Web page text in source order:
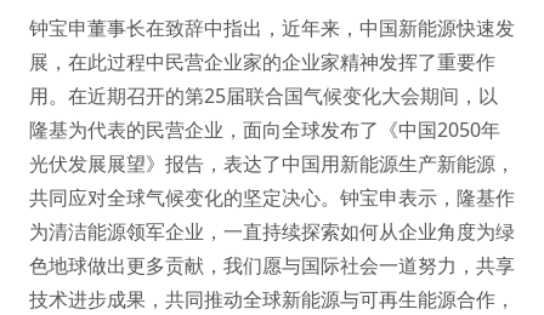
钟宝申董事长在致辞中指出，近年来，中国新能源快速发
展，在此过程中民营企业家的企业家精神发挥了重要作
用。在近期召开的第25届联合国气候变化大会期间，以
隆基为代表的民营企业，面向全球发布了《中国2050年
光伏发展展望》报告，表达了中国用新能源生产新能源，
共同应对全球气候变化的坚定决心。钟宝申表示，隆基作
为清洁能源领军企业，一直持续探索如何从企业角度为绿
色地球做出更多贡献，我们愿与国际社会一道努力，共享
技术进步成果，共同推动全球新能源与可再生能源合作，